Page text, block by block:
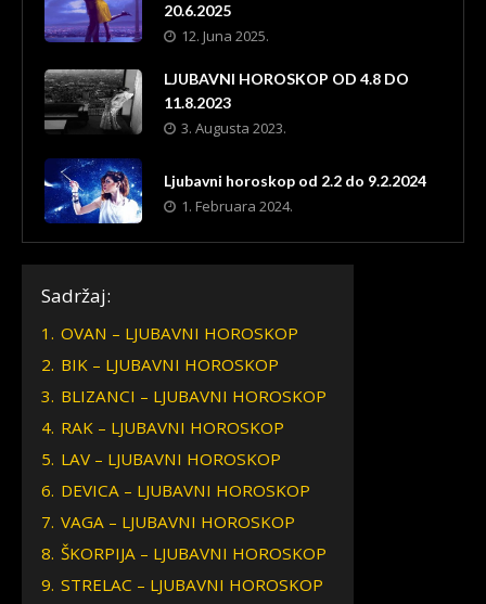
20.6.2025
12. Juna 2025.
LJUBAVNI HOROSKOP OD 4.8 DO
11.8.2023
3. Augusta 2023.
Ljubavni horoskop od 2.2 do 9.2.2024
1. Februara 2024.
Sadržaj:
1. OVAN – LJUBAVNI HOROSKOP
2. BIK – LJUBAVNI HOROSKOP
3. BLIZANCI – LJUBAVNI HOROSKOP
4. RAK – LJUBAVNI HOROSKOP
5. LAV – LJUBAVNI HOROSKOP
6. DEVICA – LJUBAVNI HOROSKOP
7. VAGA – LJUBAVNI HOROSKOP
8. ŠKORPIJA – LJUBAVNI HOROSKOP
9. STRELAC – LJUBAVNI HOROSKOP